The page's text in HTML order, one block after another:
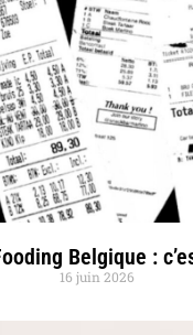
Belgique :
16 juin 2026